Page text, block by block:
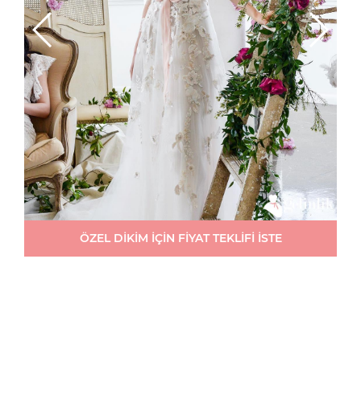
ÖZEL DİKİM İÇİN FİYAT TEKLİFİ İSTE